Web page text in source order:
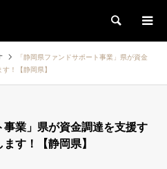
検索
「静岡県ファンドサポート事業」県が資金
！【静岡県】
事業」県が資金調達を支援す
す！【静岡県】